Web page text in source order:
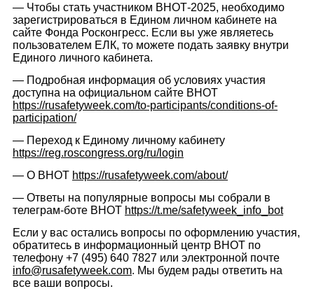
— Чтобы стать участником ВНОТ-2025, необходимо
зарегистрироваться в Едином личном кабинете на
сайте Фонда Росконгресс. Если вы уже являетесь
пользователем ЕЛК, то можете подать заявку внутри
Единого личного кабинета.
— Подробная информация об условиях участия
доступна на официальном сайте ВНОТ
https://rusafetyweek.com/to-participants/conditions-of-
participation/
— Переход к Единому личному кабинету
https://reg.roscongress.org/ru/login
— О ВНОТ https://rusafetyweek.com/about/
— Ответы на популярные вопросы мы собрали в
телеграм-боте ВНОТ https://t.me/safetyweek_info_bot
Если у вас остались вопросы по оформлению участия,
обратитесь в информационный центр ВНОТ по
телефону +7 (495) 640 7827 или электронной почте
info@rusafetyweek.com. Мы будем рады ответить на
все ваши вопросы.